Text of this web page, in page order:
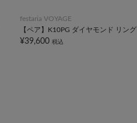
festaria VOYAGE
【ペア】K10PG ダイヤモンド リング
¥39,600 税込